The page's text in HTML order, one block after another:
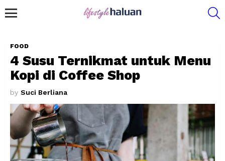
FOOD
4 Susu Ternikmat untuk Menu
Kopi di Coffee Shop
by Suci Berliana